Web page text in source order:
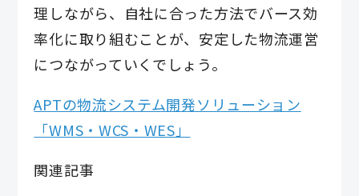
理しながら、自社に合った方法でバース効
率化に取り組むことが、安定した物流運営
につながっていくでしょう。
APTの物流システム開発ソリューション
「WMS・WCS・WES」
関連記事